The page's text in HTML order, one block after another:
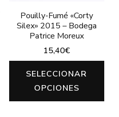
Pouilly-Fumé «Corty
Silex» 2015 – Bodega
Patrice Moreux
15,40€
SELECCIONAR
OPCIONES